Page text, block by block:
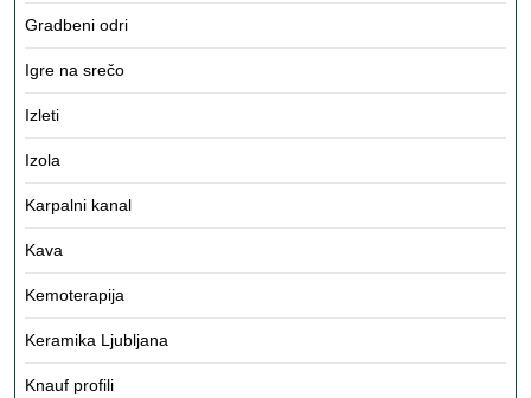
Gradbeni odri
Igre na srečo
Izleti
Izola
Karpalni kanal
Kava
Kemoterapija
Keramika Ljubljana
Knauf profili